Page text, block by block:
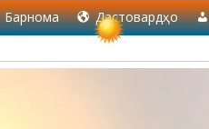
Барнома Дастовардҳо